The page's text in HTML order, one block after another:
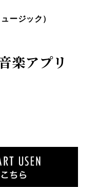
ージック）
楽アプリ